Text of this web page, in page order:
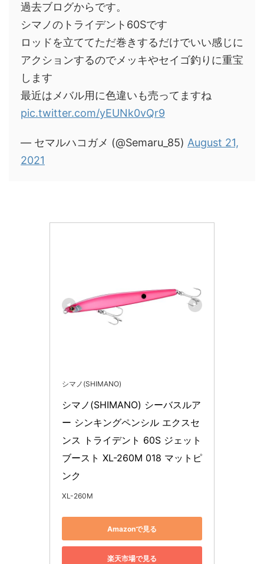
過去ブログからです。
シマノのトライデント60Sです
ロッドを立ててただ巻きするだけでいい感じに
アクションするのでメッキやセイゴ釣りに重宝
します
最近はメバル用に色違いも売ってますね
pic.twitter.com/yEUNk0vQr9
— セマルハコガメ (@Semaru_85) August 21,
2021
シマノ(SHIMANO)
シマノ(SHIMANO) シーバスルア
ー シンキングペンシル エクスセ
ンス トライデント 60S ジェット
ブースト XL-260M 018 マットピ
ンク
XL-260M
Amazonで見る
楽天市場で見る